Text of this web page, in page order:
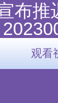
布推
观看